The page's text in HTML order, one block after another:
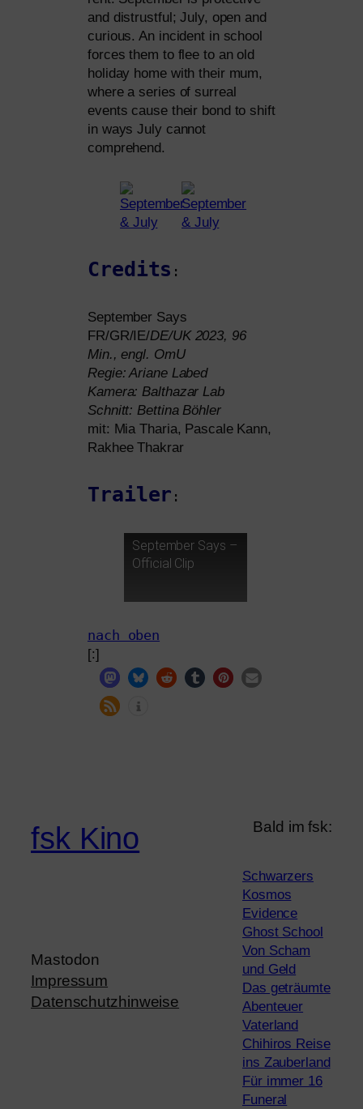
and dis­trustful; July, open and
curious. An inci­dent in school
forces them to flee to an old
holi­day home with their mum,
whe­re a series of sur­re­al
events cau­se their bond to shift
in ways July can­not
comprehend.
Credits :
September Says
FR/GR/IE/DE/UK2023, 96
Min., engl. OmU
Regie: Ariane Labed
Kamera: Balthazar Lab
Schnitt: Bettina Böhler
mit: Mia Tharia, Pascale Kann,
Rakhee Thakrar
Trailer :
September Says –
Official Clip
nach oben
[:]
fsk Kino
Mastodon
Impressum
Datenschutzhinweise
Bald im fsk:
Schwarzers
Kosmos
Evidence
Ghost School
Von Scham
und Geld
Das geträumte
Abenteuer
Vaterland
Chihiros Reise
ins Zauberland
Für immer 16
Funeral